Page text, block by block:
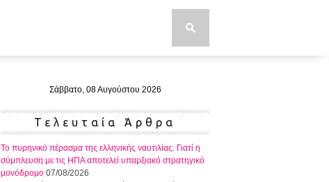
Σάββατο, 08 Αυγούστου 2026
Τελευταία Άρθρα
Το πυρηνικό πέρασμα της ελληνικής ναυτιλίας: Γιατί η
σύμπλευση με τις ΗΠΑ αποτελεί υπαρξιακό στρατηγικό
μονόδρομο 07/08/2026